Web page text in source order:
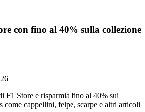
con fino al 40% sulla collezione
F1 Store e risparmia fino al 40% sui
come cappellini, felpe, scarpe e altri articoli